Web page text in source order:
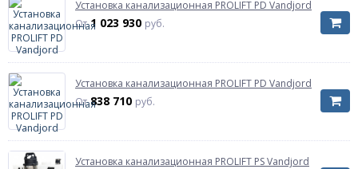
Установка канализационная PROLIFT PD Vandjord
От1 023 930 руб.
Установка канализационная PROLIFT PD Vandjord
От838 710 руб.
Установка канализационная PROLIFT PS Vandjord